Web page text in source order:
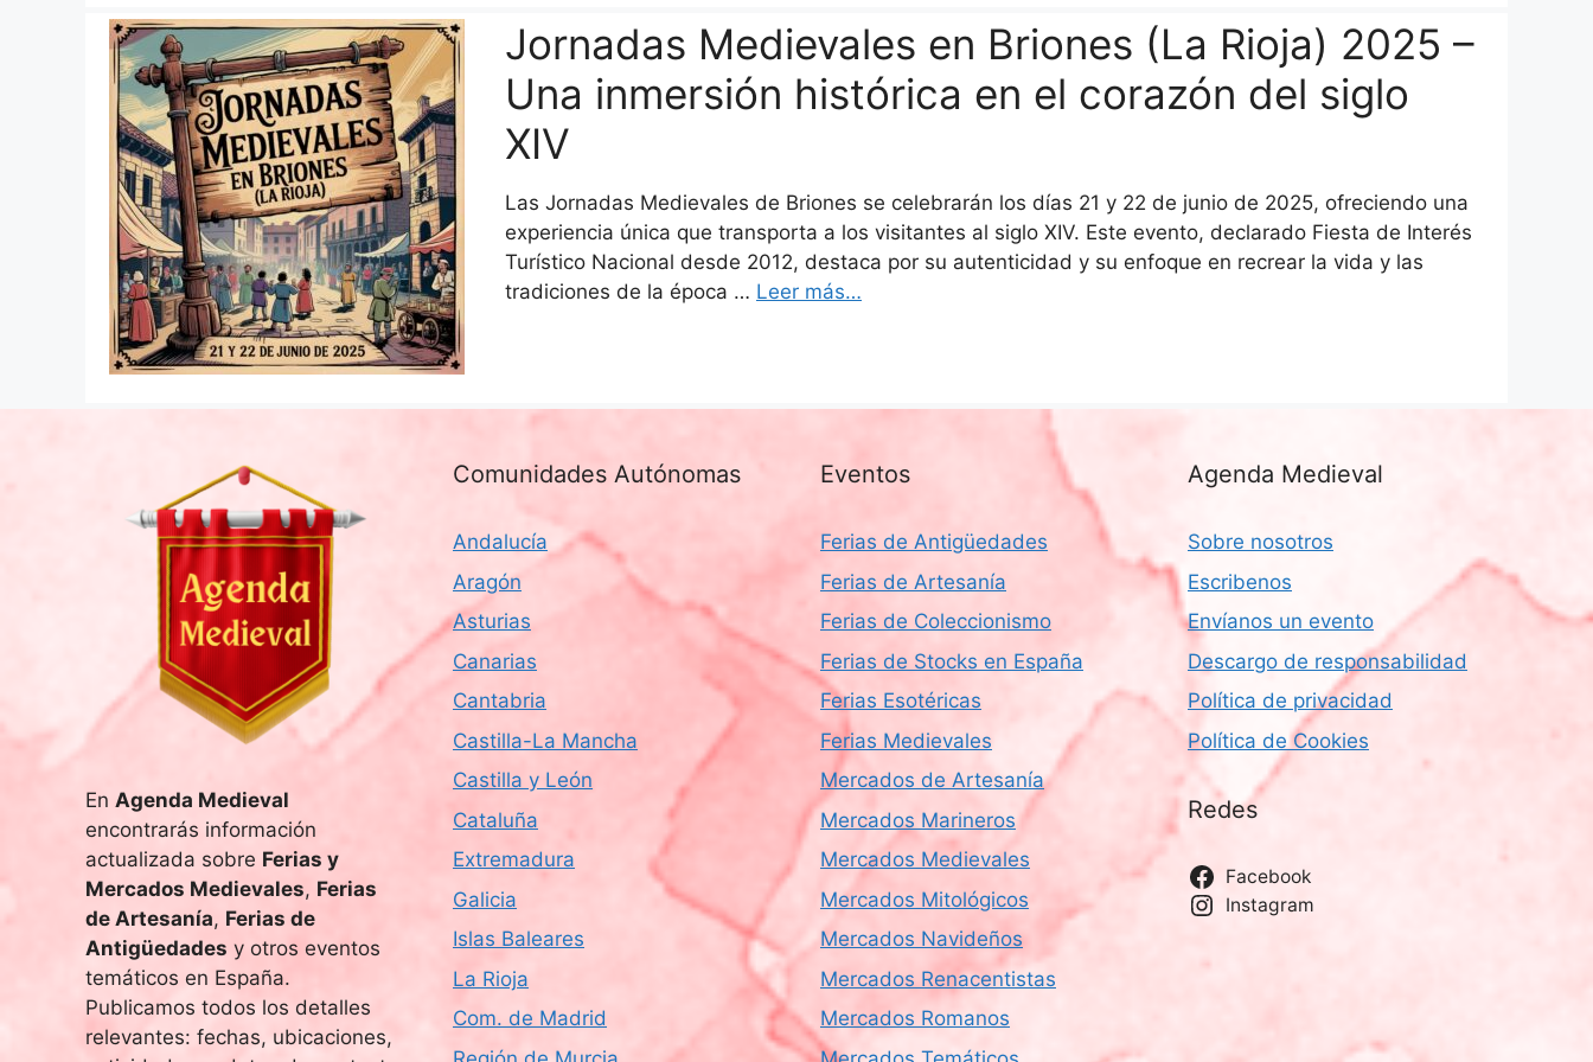
Jornadas Medievales en Briones (La Rioja) 2025 –
Una inmersión histórica en el corazón del siglo
XIV
Las Jornadas Medievales de Briones se celebrarán los días 21 y 22 de junio de 2025, ofreciendo una
experiencia única que transporta a los visitantes al siglo XIV. Este evento, declarado Fiesta de Interés
Turístico Nacional desde 2012, destaca por su autenticidad y su enfoque en recrear la vida y las
tradiciones de la época … Leer más…
En Agenda Medieval
encontrarás información
actualizada sobre Ferias y
Mercados Medievales, Ferias
de Artesanía, Ferias de
Antigüedades y otros eventos
temáticos en España.
Publicamos todos los detalles
relevantes: fechas, ubicaciones,
Comunidades Autónomas
Andalucía
Aragón
Asturias
Canarias
Cantabria
Castilla-La Mancha
Castilla y León
Cataluña
Extremadura
Galicia
Islas Baleares
La Rioja
Com. de Madrid
Eventos
Ferias de Antigüedades
Ferias de Artesanía
Ferias de Coleccionismo
Ferias de Stocks en España
Ferias Esotéricas
Ferias Medievales
Mercados de Artesanía
Mercados Marineros
Mercados Medievales
Mercados Mitológicos
Mercados Navideños
Mercados Renacentistas
Mercados Romanos
Agenda Medieval
Sobre nosotros
Escribenos
Envíanos un evento
Descargo de responsabilidad
Política de privacidad
Política de Cookies
Redes
Facebook
Instagram